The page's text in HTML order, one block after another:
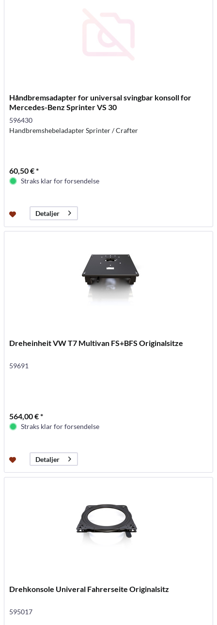
Håndbremsadapter for universal svingbar konsoll for
Mercedes-Benz Sprinter VS 30
596430
Handbremshebeladapter Sprinter / Crafter
60,50 € *
Straks klar for forsendelse
Detaljer
Dreheinheit VW T7 Multivan FS+BFS Originalsitze
59691
564,00 € *
Straks klar for forsendelse
Detaljer
Drehkonsole Univeral Fahrerseite Originalsitz
595017